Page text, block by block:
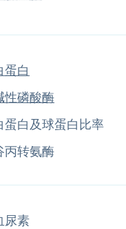
蛋白
性磷酸酶
蛋白及球蛋白比率
丙转氨酶
尿素